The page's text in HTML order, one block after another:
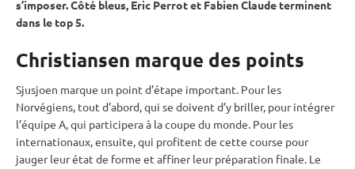
s’imposer. Côté bleus, Eric Perrot et Fabien Claude terminent
dans le top 5.
Christiansen marque des points
Sjusjoen marque un point d’étape important. Pour les
Norvégiens, tout d’abord, qui se doivent d’y briller, pour intégrer
l’équipe A, qui participera à lacoupe du monde. Pour les
internationaux, ensuite, qui profitent de cette course pour
jauger leur état de forme et affiner leur préparation finale. Le